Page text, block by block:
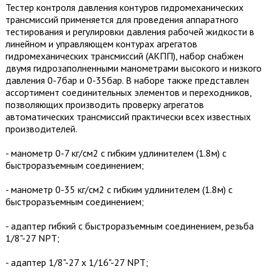
Тестер контроля давления контуров гидромеханических
трансмиссий применяется для проведения аппаратного
тестирования и регулировки давления рабочей жидкости в
линейном и управляющем контурах агрегатов
гидромеханических трансмиссий (АКПП), набор снабжен
двумя гидрозаполненными манометрами высокого и низкого
давления 0-7бар и 0-35бар. В наборе также представлен
ассортимент соединительных элементов и переходников,
позволяющих производить проверку агрегатов
автоматических трансмиссий практически всех известных
производителей.
- манометр 0-7 кг/см2 с гибким удлинителем (1.8м) с
быстроразъемным соединением;
- манометр 0-35 кг/см2 с гибким удлинителем (1.8м) с
быстроразъемным соединением;
- адаптер гибкий с быстроразъемным соединением, резьба
1/8"-27 NPT;
- адаптер 1/8"-27 х 1/16"-27 NPT;